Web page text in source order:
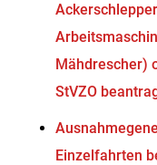
Mähdrescher)
StVZO
Einzelfahrten